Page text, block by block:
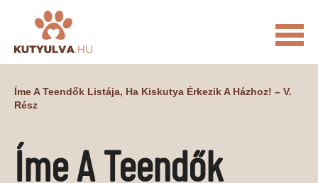
MACSKÁS VIDEÓK
CUKI ÉLETKÉPEK
Íme A Teendők Listája, Ha Kiskutya Érkezik A Házhoz! – V.
Rész
Íme A Teendők